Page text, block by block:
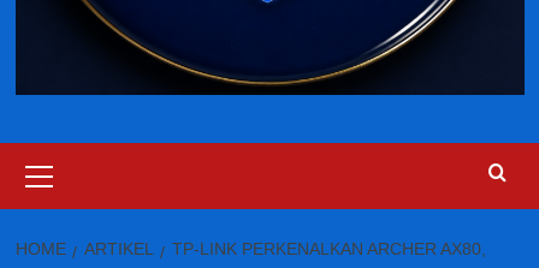
Menu
HOME ARTIKEL
TP-LINK PERKENALKAN ARCHER AX80,